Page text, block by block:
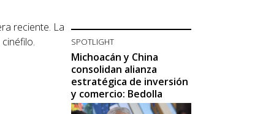
reciente. La
SPOTLIGHT
Michoacán y China
consolidan alianza
estratégica de inversión
y comercio: Bedolla